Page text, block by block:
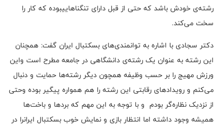
رشته‌ی خودش باشد که حتی از قبل دارای تنگناهاییبوده که کار را
سخت می‌کند.
دکتر سجادی با اشاره به توانمندی‌های بسکتبال ایران گفت: همچنان
این رشته به عنوان یک رشته‌ی دانشگاهی در جامعه مطرح است واین
ورزش مهیج را بر حسب وظیفه همچون دیگر رشته‌ها حمایت و دنبال
می‌کنم و رویدادهای رقابتی این رشته را هم همواره پیگیر بوده وحتی
از نزدیک نظاره‌گر بودم و با توجه به این مهم که بردها و باخت‌ها
همیشه وجود داشته اما انتظار بازی و نمایش خوب بسکتبال ایرانرا در